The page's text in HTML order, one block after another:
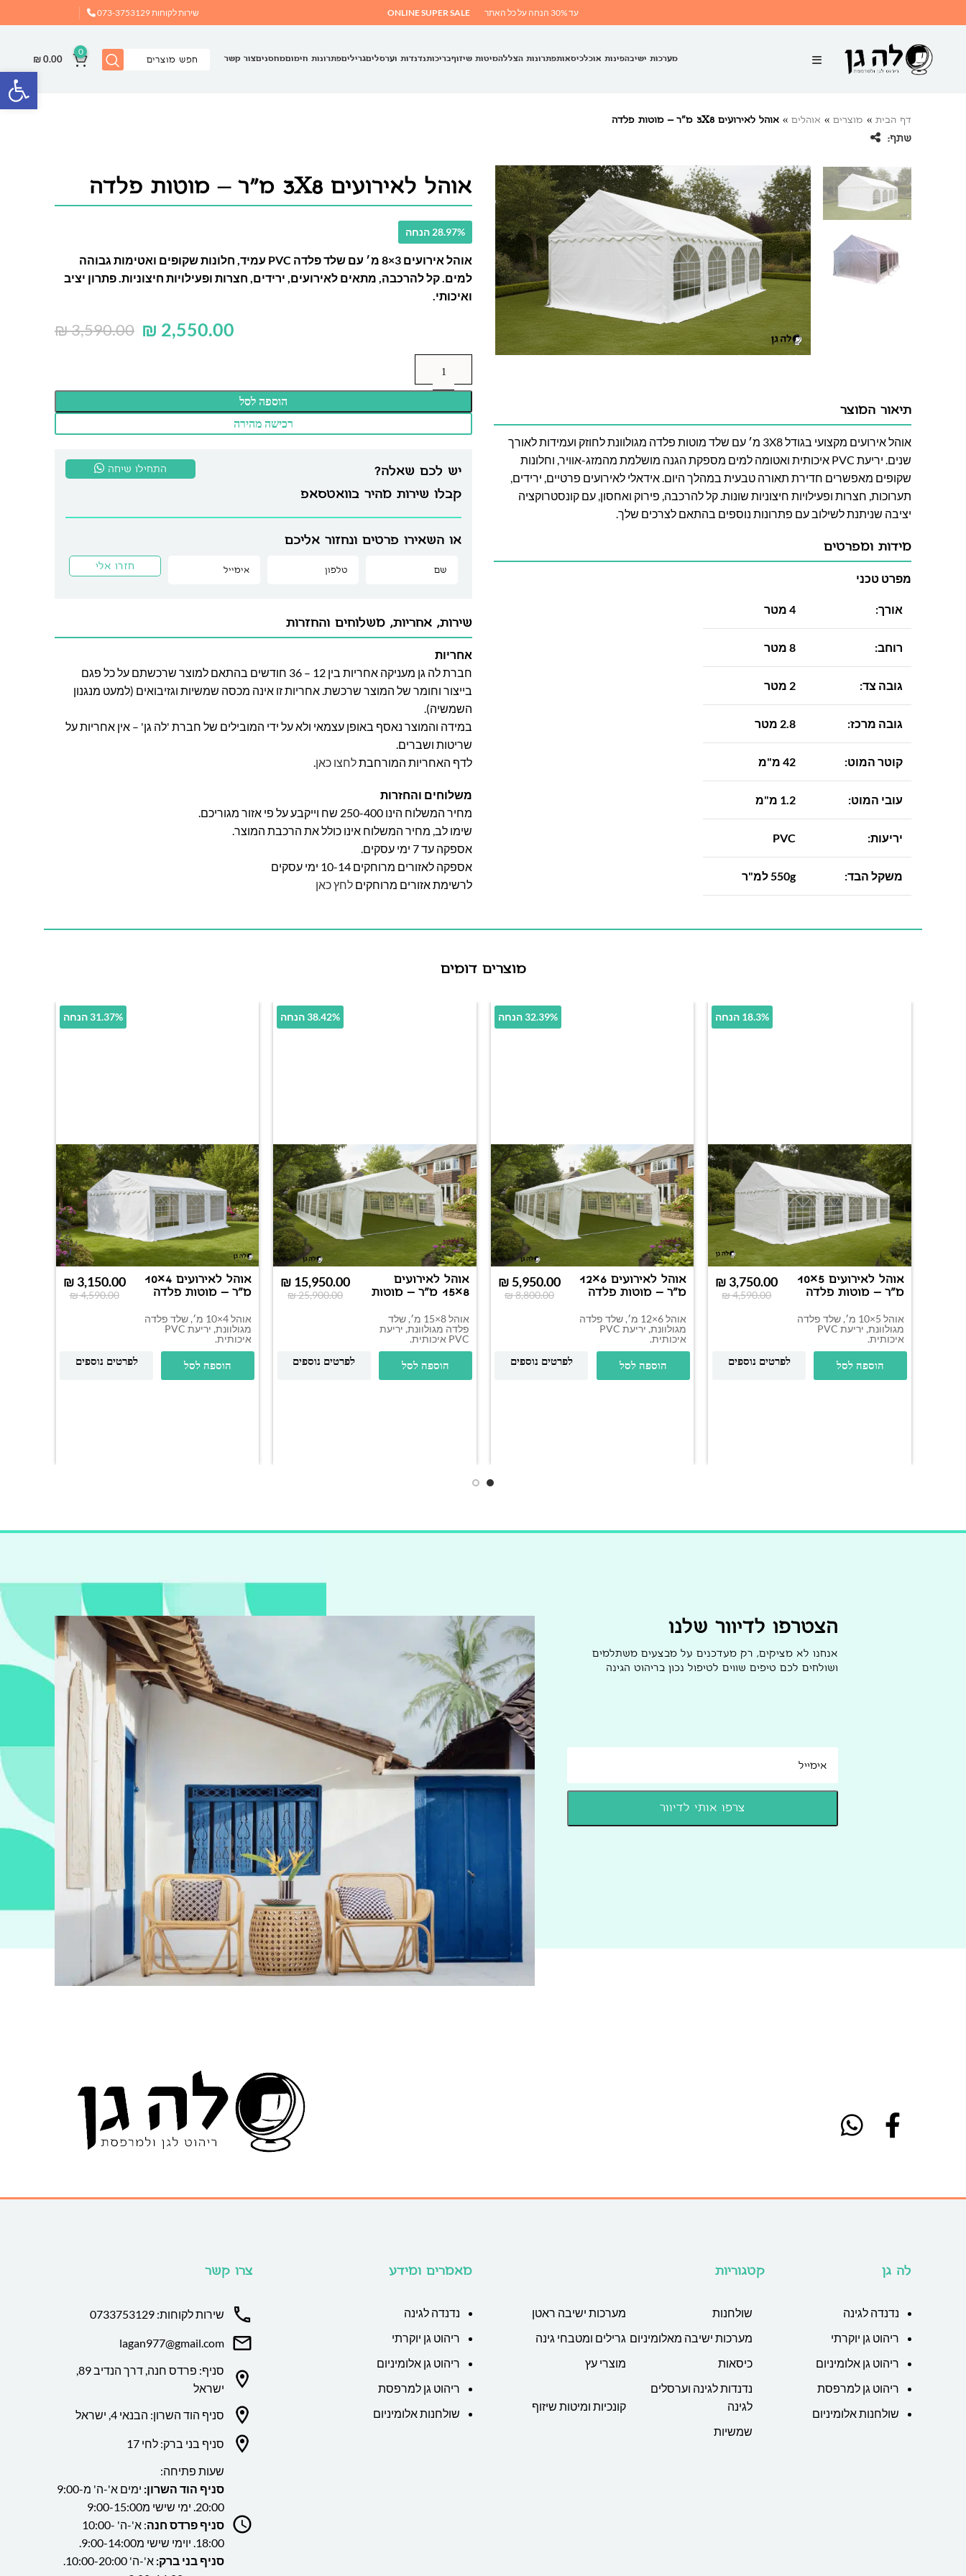
עד 30% הנחה על כל האתר ONLINE SUPER SALE שירות לקוחות073-3753129
מערכות ישיבהפינות אוכלכיסאותפתרונות הצללהמיטות שיזוףבריכותנדנדות וערסליםגריליםפתרונות חימוםמחסניםצור קשר
0
₪0.00
דף הבית » מוצרים » אוהלים » אוהל לאירועים 3X8 מ”ר – מוטות פלדה
שתף:
תיאור המוצר
אוהל אירועים מקצועי בגודל 3X8 מ׳ עם שלד מוטות פלדה מגולוונת לחוזק ועמידות לאורך
שנים. יריעת PVC איכותית ואטומה למים מספקת הגנה מושלמת מהמזג-אוויר, וחלונות
שקופים מאפשרים חדירת תאורה טבעית במהלך היום. אידאלי לאירועים פרטיים, ירידים,
תערוכות, חצרות ופעילויות חיצוניות שונות. קל להרכבה, פירוק ואחסון, עם קונסטרוקציה
יציבה שניתנת לשילוב עם פתרונות נוספים בהתאם לצרכים שלך.
מידות ומפרטים
מפרט טכני
אורך: 4 מטר
רוחב: 8 מטר
גובה צד: 2 מטר
גובה מרכז: 2.8 מטר
קוטר המוט: 42 מ"מ
עובי המוט: 1.2 מ"מ
יריעות: PVC
משקל הבד: 550g למ"ר
אוהל לאירועים 3X8 מ"ר – מוטות פלדה
28.97% הנחה
אוהל אירועים 3×8 מ׳ עם שלד פלדה PVC עמיד, חלונות שקופים ואטימות גבוהה
למים. קל להרכבה, מתאים לאירועים, ירידים, חצרות ופעילויות חיצוניות. פתרון יציב
ואיכותי.
₪3,590.00 ₪ 2,550.00
הוספה לסל
רכישה מהירה
יש לכם שאלה?
קבלו שירות מהיר בוואטסאפ
התחילו שיחה
או השאירו פרטים ונחזור אליכם
שירות, אחריות, משלוחים והחזרות
אחריות
חברת לה גן מעניקה אחריות בין 12 – 36 חודשים בהתאם למוצר שרכשתם על כל פגם
בייצור וחומר של המוצר שרכשת. אחריות זו אינה מכסה שמשיות וגזיבואים (למעט מנגנון
השמשיה).
במידה והמוצר נאסף באופן עצמאי ולא על ידי המובילים של חברת 'לה גן' – אין אחריות על
שריטות ושברים.
לדף האחריות המורחבתלחצו כאן.
משלוחים והחזרות
מחיר המשלוח הינו 250-400 שח וייקבע על פי אזור מגוריכם.
שימו לב, מחיר המשלוח אינו כולל את הרכבת המוצר.
אספקה עד 7 ימי עסקים.
אספקה לאזורים מרוחקים 10-14 ימי עסקים
לרשימת אזורים מרוחקים לחץ כאן
מוצרים דומים
18.3% הנחה
אוהל לאירועים 5×10
מ"ר – מוטות פלדה
אוהל 5×10 מ׳, שלד פלדה
מגולוונת, יריעת PVC
איכותית.
₪4,590.00
₪ 3,750.00
הוספה לסל לפרטים נוספים
32.39% הנחה
אוהל לאירועים 6×12
מ"ר – מוטות פלדה
אוהל 6×12 מ׳, שלד פלדה
מגולוונת, יריעת PVC
איכותית.
₪8,800.00
₪5,950.00
הוספה לסל לפרטים נוספים
38.42% הנחה
אוהל לאירועים
8×15 מ"ר – מוטות
אוהל 8×15 מ׳, שלד
פלדה מגולוונת, יריעת
PVC איכותית.
₪25,900.00
₪ 15,950.00
הוספה לסל לפרטים נוספים
31.37% הנחה
אוהל לאירועים 4×10
מ"ר – מוטות פלדה
אוהל 4×10 מ׳, שלד פלדה
מגולוונת, יריעת PVC
איכותית.
₪4,590.00
₪ 3,150.00
הוספה לסל לפרטים נוספים
הצטרפו לדיוור שלנו
אנחנו לא מציקים, רק מעדכנים על מבצעים משתלמים
ושולחים לכם טיפים שווים לטיפול נכון בריהוט הגינה
לה גן
נדנדה לגינה
ריהוט גן יוקרתי
ריהוט גן אלומיניום
ריהוט גן למרפסת
שולחנות אלומיניום
קטגוריות
שולחנות
מערכות ישיבה ראטן
מערכות ישיבה מאלומיניום גרילים ומטבחי גינה
כיסאות
מוצרי עץ
נדנדות לגינה וערסלים
לגינה
קונכיות ומיטות שיזוף
שמשיות
מאמרים ומידע
נדנדה לגינה
ריהוט גן יוקרתי
ריהוט גן אלומיניום
ריהוט גן למרפסת
שולחנות אלומיניום
צרו קשר
שירות לקוחות: 0733753129
lagan977@gmail.com
סניף: פרדס חנה, דרך הנדיב 89,
ישראל
סניף הוד השרון: הבנאי 4, ישראל
סניף בני ברק: לחי 17
שעות פתיחה:
סניף הוד השרון:
ימים א'-ה' מ9:00-
20:00. ימי שישי מ9:00-15:00
סניף פרדס חנה
: א'-ה' 10:00-
18:00. יוימי שישי מ9:00-14:00.
סניף בני ברק:
א'-ה' 10:00-20:00.